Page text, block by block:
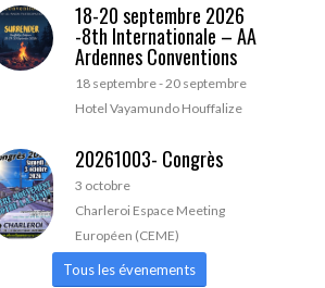
18-20 septembre 2026
-8th Internationale – AA
Ardennes Conventions
18 septembre-20 septembre
Hotel Vayamundo Houffalize
20261003- Congrès
3 octobre
Charleroi Espace Meeting
Européen (CEME)
Tous les évenements